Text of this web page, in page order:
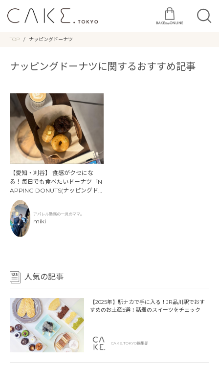
TOP ナッピングドーナツ
ナッピングドーナツに関するおすすめ記事
【愛知・刈谷】 食感がクセにな
る！毎日でも食べたいドーナツ「N
APPING DONUTS(ナッピングド
ーナツ)
アパレル勤務の一児のママ。
miki
人気の記事
【2025年】駅ナカで手に入る！JR品川駅でおす
すめのお土産5選！話題のスイーツをチェック
CAKE.TOKYO編集部